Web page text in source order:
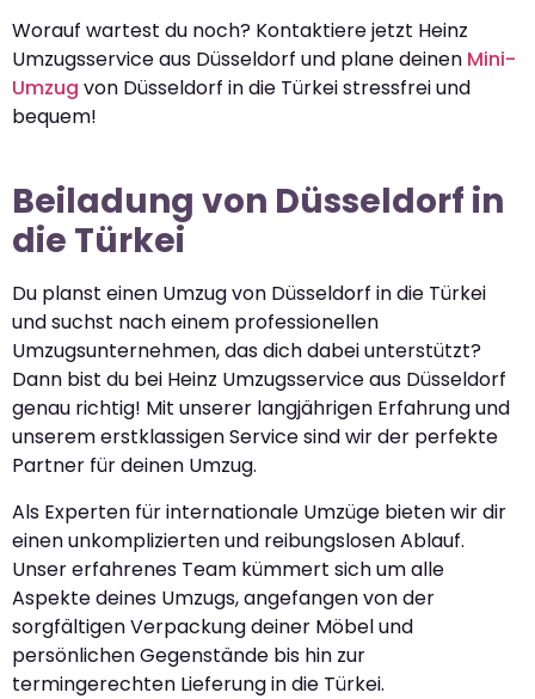
Worauf wartest du noch? Kontaktiere jetzt Heinz
Umzugsservice aus Düsseldorf und plane deinen Mini-
Umzug von Düsseldorf in die Türkei stressfrei und
bequem!
Beiladung von Düsseldorf in
die Türkei
Du planst einen Umzug von Düsseldorf in die Türkei
und suchst nach einem professionellen
Umzugsunternehmen, das dich dabei unterstützt?
Dann bist du bei Heinz Umzugsservice aus Düsseldorf
genau richtig! Mit unserer langjährigen Erfahrung und
unserem erstklassigen Service sind wir der perfekte
Partner für deinen Umzug.
Als Experten für internationale Umzüge bieten wir dir
einen unkomplizierten und reibungslosen Ablauf.
Unser erfahrenes Team kümmert sich um alle
Aspekte deines Umzugs, angefangen von der
sorgfältigen Verpackung deiner Möbel und
persönlichen Gegenstände bis hin zur
termingerechten Lieferung in die Türkei.